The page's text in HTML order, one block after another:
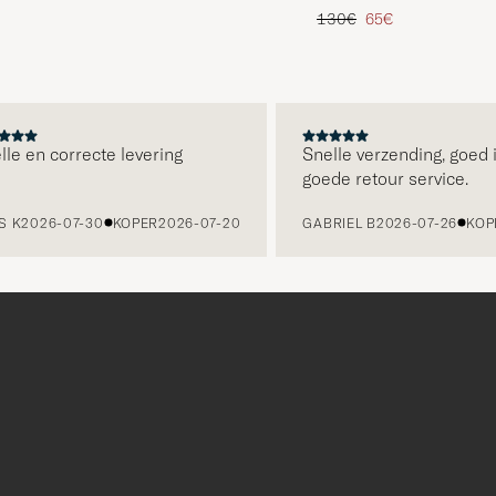
prijs Reguliere prijs
130€ Verlaagd prijs
65€
en correcte levering
07-30 KOPER2026-07-20
Snelle verzending, goed
goede retour service.
GABRIEL B2026-07-26 KOPER